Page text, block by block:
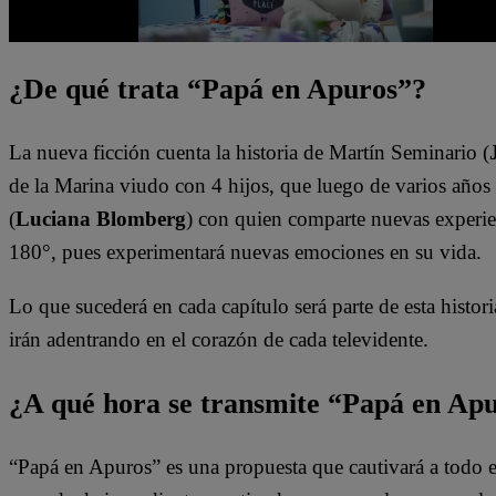
¿De qué trata “Papá en Apuros”?
La nueva ficción cuenta la historia de Martín Seminario (
de la Marina viudo con 4 hijos, que luego de varios años
(Luciana Blomberg) con quien comparte nuevas
180°, pues experimentará nuevas emociones en su vida.
Lo que sucederá en cada capítulo será parte de esta
irán adentrando en el corazón de cada televidente.
¿A qué hora se transmite “Papá en
“Papá en Apuros” es una propuesta que cautivará a